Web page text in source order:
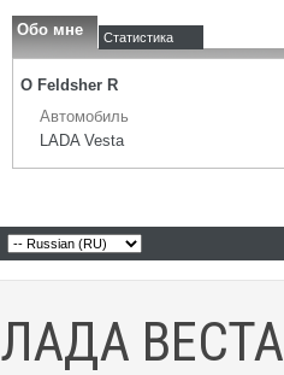
Обо мне Статистика
О Feldsher R
Автомобиль
LADA Vesta
ЛАДА ВЕСТА